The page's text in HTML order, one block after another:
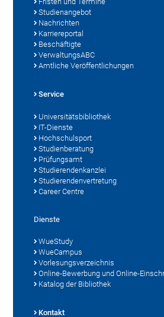
Studienangebot
Nachrichten
Karriereportal
Beschäftigte
VerwaltungsABC
Amtliche Veröffentlichungen
Service
Universitätsbibliothek
IT-Dienste
Hochschulsport
Studienberatung
Prüfungsamt
Studierendenkanzlei
Studierendenvertretung
Career Centre
Dienste
WueStudy
WueCampus
Vorlesungsverzeichnis
Online-Bewerbung und Online-
Katalog der Bibliothek
Kontakt